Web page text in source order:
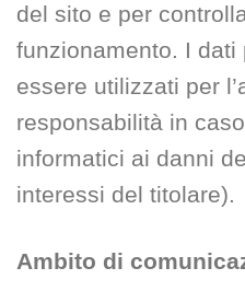
del sito e per
funzionamento. I dati
essere utilizzati per
responsabilità in
informatici ai danni
interessi del titolare).
Ambito di